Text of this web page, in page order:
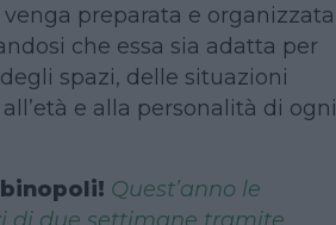
preparata e organizzata
che essa sia adatta per
spazi, delle situazioni
e alla personalità di ogni
Quest’anno le
di due settimane tramite